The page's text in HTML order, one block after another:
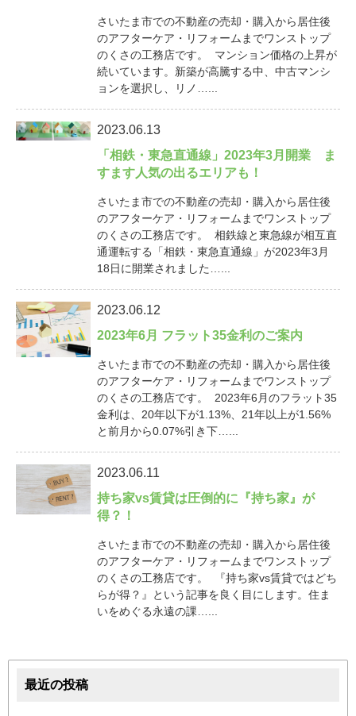
さいたま市での不動産の売却・購入から居住後
のアフターケア・リフォームまでワンストップ
のくさの工務店です。 マンション価格の上昇が
続いています。新築が高騰する中、中古マンシ
ョンを選択し、リノ…...
2023.06.13
「相鉄・東急直通線」2023年3月開業 ま
すます人気の出るエリアも！
さいたま市での不動産の売却・購入から居住後
のアフターケア・リフォームまでワンストップ
のくさの工務店です。 相鉄線と東急線が相互直
通運転する「相鉄・東急直通線」が2023年3月
18日に開業されました…...
2023.06.12
2023年6月 フラット35金利のご案内
さいたま市での不動産の売却・購入から居住後
のアフターケア・リフォームまでワンストップ
のくさの工務店です。 2023年6月のフラット35
金利は、20年以下が1.13%、21年以上が1.56%
と前月から0.07%引き下…...
2023.06.11
持ち家vs賃貸は圧倒的に『持ち家』が
得？！
さいたま市での不動産の売却・購入から居住後
のアフターケア・リフォームまでワンストップ
のくさの工務店です。 『持ち家vs賃貸ではどち
らが得？』という記事を良く目にします。住ま
いをめぐる永遠の課…...
最近の投稿